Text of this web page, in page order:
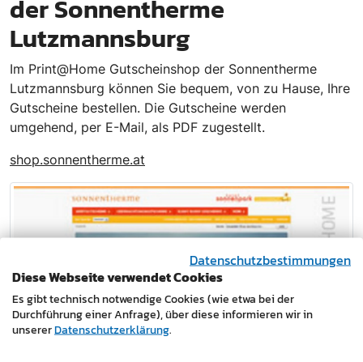
der Sonnentherme
Lutzmannsburg
Im Print@Home Gutscheinshop der Sonnentherme
Lutzmannsburg können Sie bequem, von zu Hause, Ihre
Gutscheine bestellen. Die Gutscheine werden
umgehend, per E-Mail, als PDF zugestellt.
shop.sonnentherme.at
Datenschutzbestimmungen
Diese Webseite verwendet Cookies
Es gibt technisch notwendige Cookies (wie etwa bei der
Durchführung einer Anfrage), über diese informieren wir in
unsererDatenschutzerklärung.